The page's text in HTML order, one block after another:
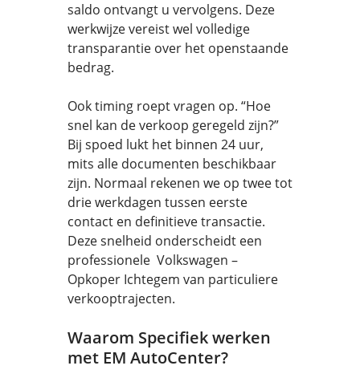
saldo ontvangt u vervolgens. Deze
werkwijze vereist wel volledige
transparantie over het openstaande
bedrag.
Ook timing roept vragen op. “Hoe
snel kan de verkoop geregeld zijn?”
Bij spoed lukt het binnen 24 uur,
mits alle documenten beschikbaar
zijn. Normaal rekenen we op twee tot
drie werkdagen tussen eerste
contact en definitieve transactie.
Deze snelheid onderscheidt een
professionele Volkswagen –
Opkoper Ichtegem van particuliere
verkooptrajecten.
Waarom Specifiek werken
met EM AutoCenter?